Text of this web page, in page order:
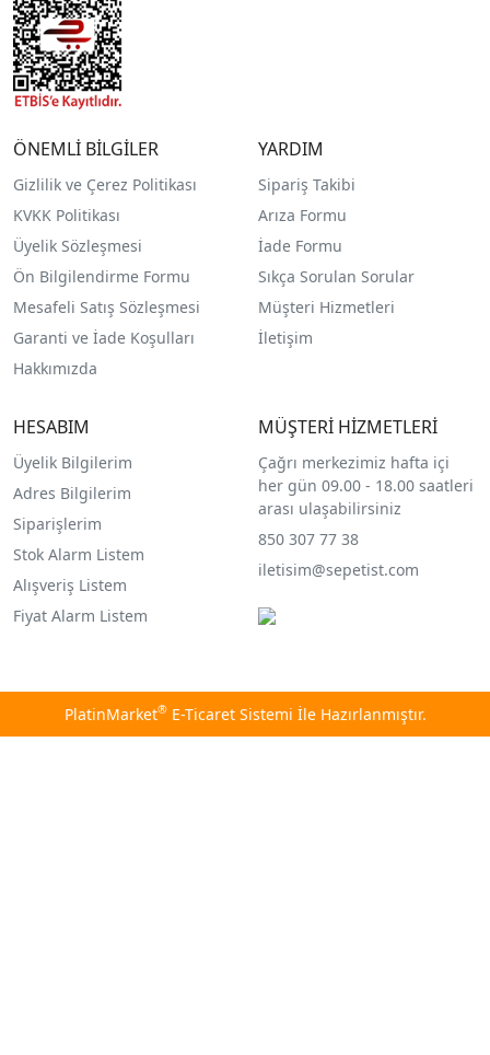
ÖNEMLİ BİLGİLER
Gizlilik ve Çerez Politikası
KVKK Politikası
Üyelik Sözleşmesi
Ön Bilgilendirme Formu
Mesafeli Satış Sözleşmesi
Garanti ve İade Koşulları
Hakkımızda
YARDIM
Sipariş Takibi
Arıza Formu
İade Formu
Sıkça Sorulan Sorular
Müşteri Hizmetleri
İletişim
HESABIM
Üyelik Bilgilerim
Adres Bilgilerim
Siparişlerim
Stok Alarm Listem
Alışveriş Listem
Fiyat Alarm Listem
MÜŞTERİ HİZMETLERİ
Çağrı merkezimiz hafta içi
her gün 09.00 - 18.00 saatleri
arası ulaşabilirsiniz
850 307 77 38
iletisim@sepetist.com
PlatinMarket®E-Ticaret Sistemi İle Hazırlanmıştır.